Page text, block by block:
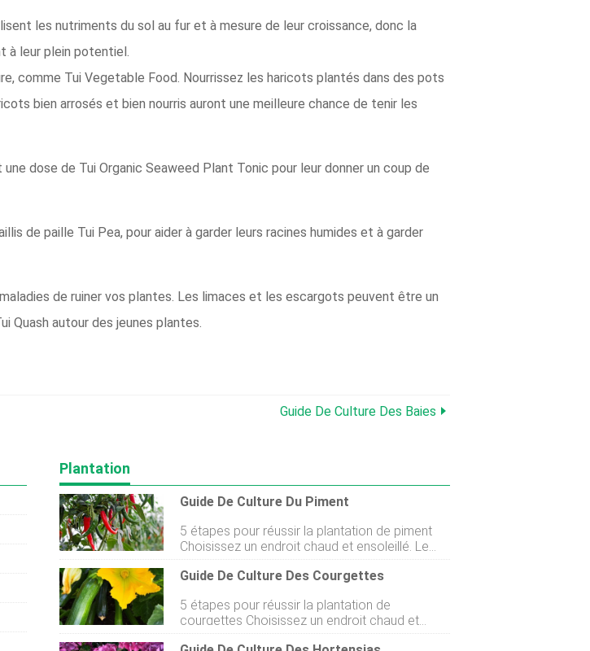
les nutriments du sol au fur et à mesure de leur croissance, donc la
à leur plein potentiel.
comme Tui Vegetable Food. Nourrissez les haricots plantés dans des pots
bien arrosés et bien nourris auront une meilleure chance de tenir les
dose de Tui Organic Seaweed Plant Tonic pour leur donner un coup de
de paille Tui Pea, pour aider à garder leurs racines humides et à garder
de ruiner vos plantes. Les limaces et les escargots peuvent être un
Quash autour des jeunes plantes.
Guide De Culture Des Baies
Plantation
Guide De Culture Du Piment
5 étapes pour réussir la plantation de piment
Choisissez un endroit chaud et ensoleillé. Le
printemps et lété sont les meilleurs moments
pour planter des piments en Nouvelle-Zélande.
organique comme du compost et des granulés
de mouton. Ajoutez une couche de mélange de
légumes dans lequel planter. Nourrissez vos
Guide De Culture Des Courgettes
5 étapes pour réussir la plantation de
courgettes Choisissez un endroit chaud et
ensoleillé. Le printemps et lété sont les